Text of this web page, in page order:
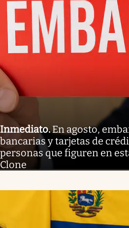
Inmediato.En agosto,
bancarias y tarjetas de
personas que figuren en
Clone